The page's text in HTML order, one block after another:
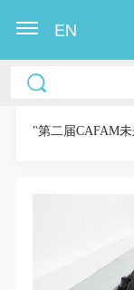
EN
"第二届CAFAM
中央美术学院美
称“CAFAM”）
它数字媒体形
源总库》《中
中央美术学院美
称“CAFAM”）
它数字媒体形
源总库》《中
中央美术学院美
称“CAFAM”）
它数字媒体形
源总库》《中